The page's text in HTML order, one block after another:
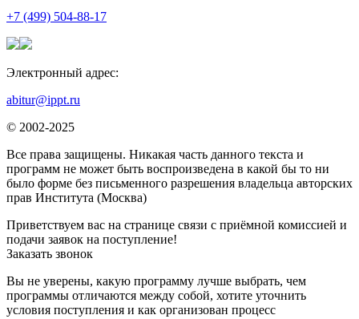
+7 (499) 504-88-17
Электронный адрес:
abitur@ippt.ru
© 2002-2025
Все права защищены. Никакая часть данного текста и
программ не может быть воспроизведена в какой бы то ни
было форме без письменного разрешения владельца авторских
прав Института (Москва)
Приветствуем вас на странице связи с приёмной комиссией и
подачи заявок на поступление!
Заказать звонок
Вы не уверены, какую программу лучше выбрать, чем
программы отличаются между собой, хотите уточнить
условия поступления и как организован процесс